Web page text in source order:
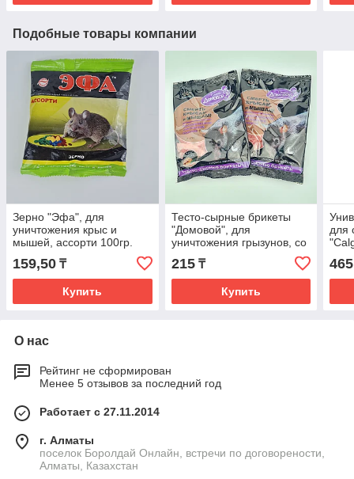
Подобные товары компании
Зерно "Эфа", для
уничтожения крыс и
мышей, ассорти 100гр.
159,50 ₸
Купить
Тесто-сырные брикеты
"Домовой", для
уничтожения грызунов, со
215₸
Купить
для
465
О нас
Рейтинг не сформирован
Менее 5 отзывов за последний год
Работает с 27.11.2014
г. Алматы
поселок Боролдай Онлайн, встречи по договорености,
Алматы, Казахстан